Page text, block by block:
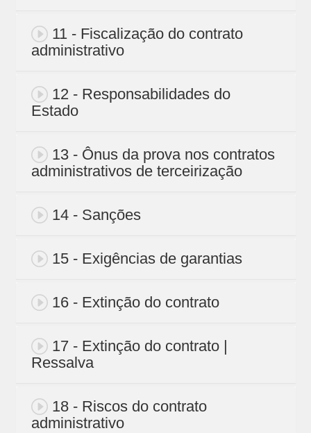
11 - Fiscalização do contrato
administrativo
12 - Responsabilidades do
Estado
13 - Ônus da prova nos contratos
administrativos de terceirização
14 - Sanções
15 - Exigências de garantias
16 - Extinção do contrato
17 - Extinção do contrato |
Ressalva
18 - Riscos do contrato
administrativo